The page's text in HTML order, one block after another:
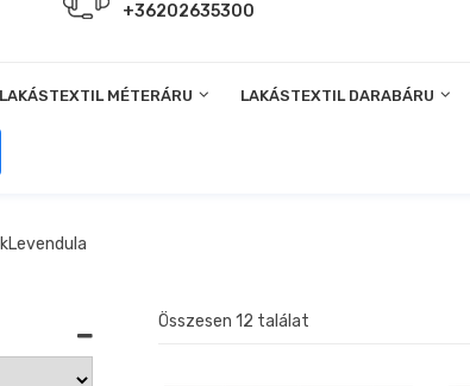
+36202635300
LAKÁSTEXTIL MÉTERÁRU LAKÁSTEXTIL DARABÁRU
Levendula
Összesen 12 találat